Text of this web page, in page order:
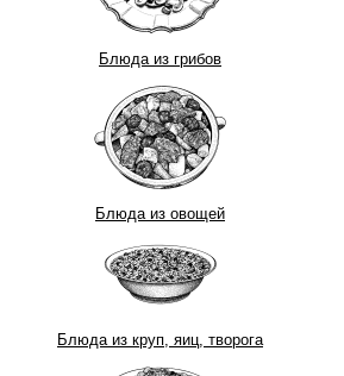
Блюда из грибов
Блюда из овощей
Блюда из круп, яиц, творога